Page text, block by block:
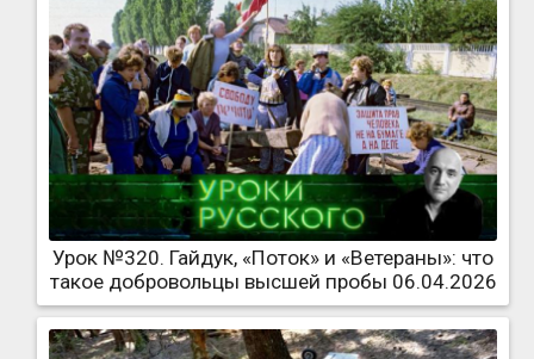
Урок №320. Гайдук, «Поток» и «Ветераны»: что
такое добровольцы высшей пробы 06.04.2026